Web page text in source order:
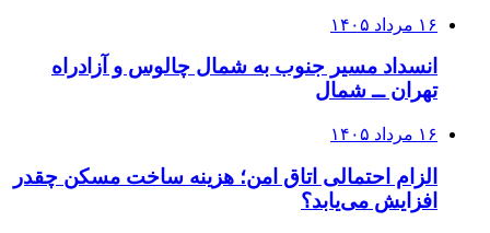
۱۶ مرداد ۱۴۰۵
انسداد مسیر جنوب به شمال چالوس و آزادراه
تهران ــ شمال
۱۶ مرداد ۱۴۰۵
الزام احتمالی اتاق امن؛ هزینه ساخت مسکن چقدر
افزایش می‌یابد؟